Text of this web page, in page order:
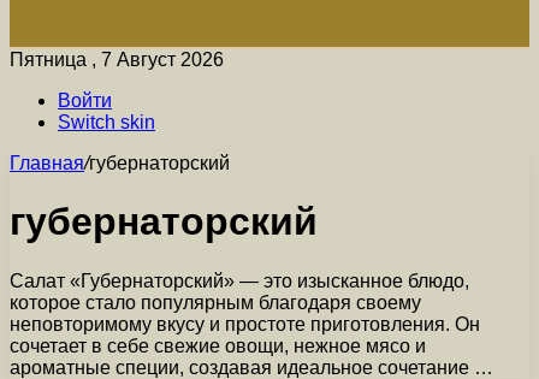
Пятница , 7 Август 2026
Войти
Switch skin
Главная/губернаторский
губернаторский
Салат «Губернаторский» — это изысканное блюдо,
которое стало популярным благодаря своему
неповторимому вкусу и простоте приготовления. Он
сочетает в себе свежие овощи, нежное мясо и
ароматные специи, создавая идеальное сочетание …